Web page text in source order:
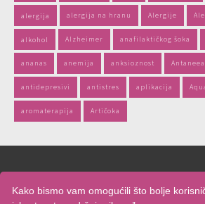
Kako bismo vam omogućili što bolje
alergija alergija na hranu Alergije
alkohol Alzheimer anafilaktičkog šoka
ananas anemija anksioznost
antidepresivi antistres aplikacija
aromaterapija Artičoka